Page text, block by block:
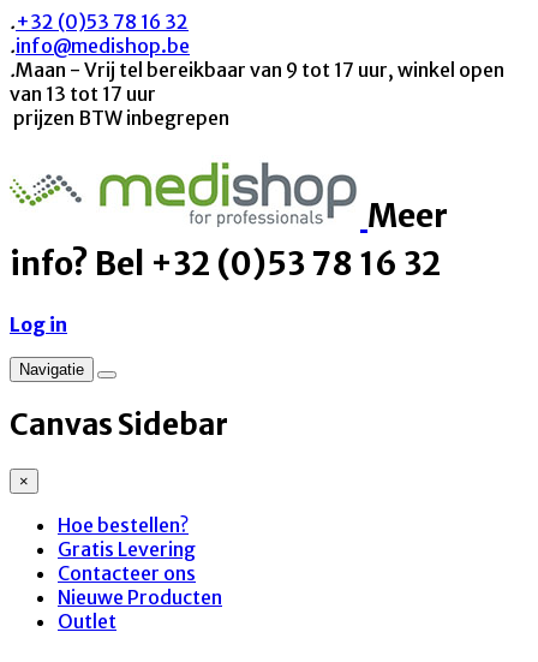
.+32 (0)53 78 16 32
.info@medishop.be
.Maan - Vrij tel bereikbaar van 9 tot 17 uur, winkel open
van 13 tot 17 uur
prijzen BTW inbegrepen
Meer
info? Bel +32 (0)53 78 16 32
Log in
Navigatie
Canvas Sidebar
×
Hoe bestellen?
Gratis Levering
Contacteer ons
Nieuwe Producten
Outlet